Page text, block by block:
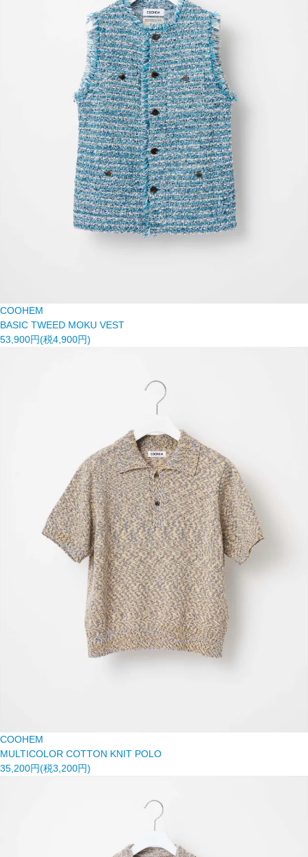
COOHEM
BASIC TWEED MOKU VEST
53,900円(税4,900円)
COOHEM
MULTICOLOR COTTON KNIT POLO
35,200円(税3,200円)